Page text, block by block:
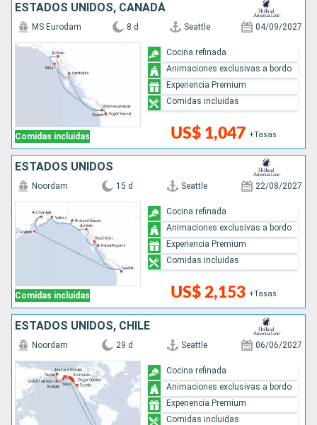
ESTADOS UNIDOS, CANADÁ
Comidas incluidas
MS Eurodam 8 d Seattle 04/09/2027
US$ 1,047 +Tasas
Cocina refinada
Animaciones exclusivas a bordo
Experiencia Premium
Comidas incluidas
ESTADOS UNIDOS
Comidas incluidas
Noordam 15 d Seattle 22/08/2027
US$ 2,153 +Tasas
Cocina refinada
Animaciones exclusivas a bordo
Experiencia Premium
Comidas incluidas
ESTADOS UNIDOS, CHILE
Noordam 29 d Seattle 06/06/2027
Cocina refinada
Animaciones exclusivas a bordo
Experiencia Premium
Comidas incluidas